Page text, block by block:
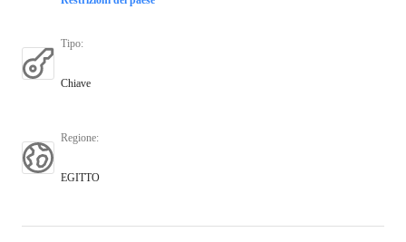
Tipo:
Chiave
Regione:
EGITTO